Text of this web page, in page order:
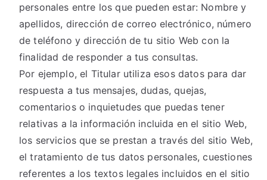
personales entre los que pueden estar: Nombre y
apellidos, dirección de correo electrónico, número
de teléfono y dirección de tu sitio Web con la
finalidad de responder a tus consultas.
Por ejemplo, el Titular utiliza esos datos para dar
respuesta a tus mensajes, dudas, quejas,
comentarios o inquietudes que puedas tener
relativas a la información incluida en el sitio Web,
los servicios que se prestan a través del sitio Web,
el tratamiento de tus datos personales, cuestiones
referentes a los textos legales incluidos en el sitio